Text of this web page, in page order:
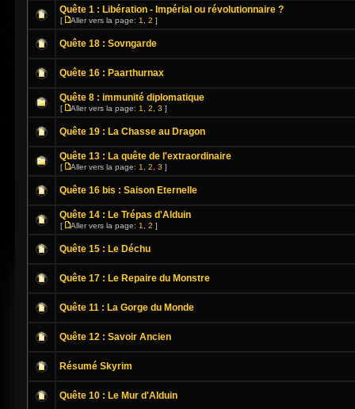
Quête 1 : Libération - Impérial ou révolutionnaire ?
[ Aller vers la page: 1 2 ]
Quête 18 : Sovngarde
Quête 16 : Paarthurnax
Quête 8 : immunité diplomatique
[ Aller vers la page: 1 2 3 ]
Quête 19 : La Chasse au Dragon
Quête 13 : La quête de l'extraordinaire
[ Aller vers la page: 1 2 3 ]
Quête 16 bis : Saison Eternelle
Quête 14 : Le Trépas d'Alduin
[ Aller vers la page: 1 2 ]
Quête 15 : Le Déchu
Quête 17 : Le Repaire du Monstre
Quête 11 : La Gorge du Monde
Quête 12 : Savoir Ancien
Résumé Skyrim
Quête 10 : Le Mur d'Alduin